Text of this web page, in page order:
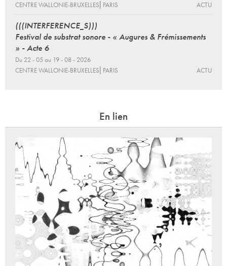
CENTRE WALLONIE-BRUXELLES⎜PARIS
ACTU
(((INTERFERENCE_S)))
Festival de substrat sonore - « Augures & Frémissements
» - Acte 6
Du 22 - 05 au 19 - 08 - 2026
CENTRE WALLONIE-BRUXELLES⎜PARIS
ACTU
En lien